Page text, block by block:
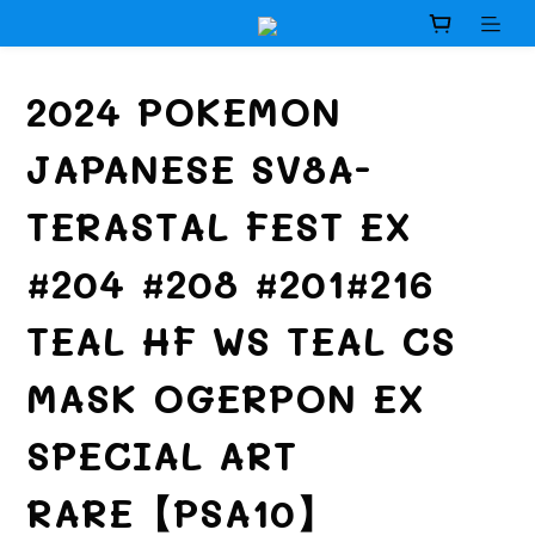
2024 POKEMON
JAPANESE SV8A-
TERASTAL FEST EX
#204 #208 #201#216
TEAL HF WS TEAL CS
MASK OGERPON EX
SPECIAL ART
RARE【PSA10】